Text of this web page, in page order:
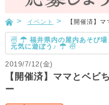
イベント 【開催済】
☃ ☂ 福井県内の屋内あそび場
元気に遊ぼう♪ ☂ ☃
2019/7/12(金)
【開催済】ママとベビ
ー